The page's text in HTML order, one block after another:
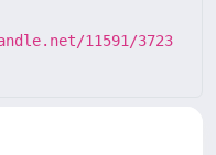
11591/3723